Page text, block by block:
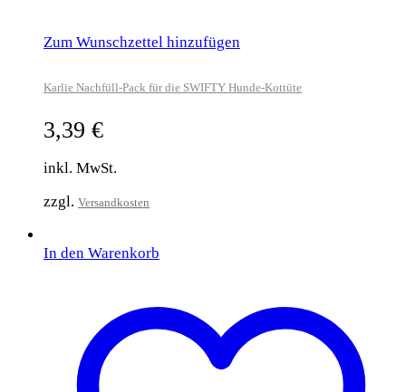
Zum Wunschzettel hinzufügen
Karlie Nachfüll-Pack für die SWIFTY Hunde-Kottüte
3,39 €
inkl. MwSt.
zzgl. Versandkosten
In den Warenkorb